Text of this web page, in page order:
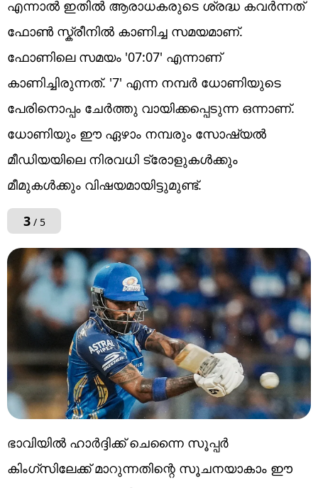
എന്നാൽ ഇതിൽ ആരാധകരുടെ ശ്രദ്ധ കവർന്നത്
ഫോൺ സ്ക്രീനിൽ കാണിച്ച സമയമാണ്.
ഫോണിലെ സമയം '07:07' എന്നാണ്
കാണിച്ചിരുന്നത്. '7' എന്ന നമ്പർ ധോണിയുടെ
പേരിനൊപ്പം ചേർത്തു വായിക്കപ്പെടുന്ന ഒന്നാണ്.
ധോണിയും ഈ ഏഴാം നമ്പരും സോഷ്യൽ
മീഡിയയിലെ നിരവധി ട്രോളുകൾക്കും
മീമുകൾക്കും വിഷയമായിട്ടുമുണ്ട്.
3/ 5
ഭാവിയില്‍ ഹാര്‍ദ്ദിക്ക്‌ ചെന്നൈ സൂപ്പർ
കിംഗ്സിലേക്ക് മാറുന്നതിന്റെ സൂചനയാകാം ഈ